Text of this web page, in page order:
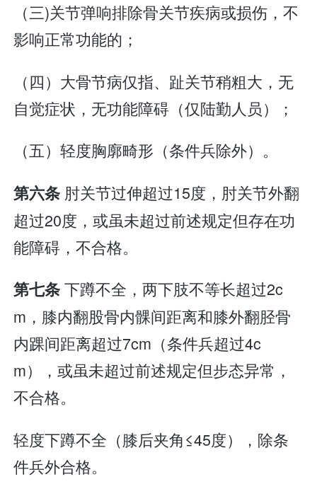
（三)关节弹响排除骨关节疾病或损伤，不
影响正常功能的；
（四）大骨节病仅指、趾关节稍粗大，无
自觉症状，无功能障碍（仅陆勤人员）；
（五）轻度胸廓畸形（条件兵除外）。
第六条 肘关节过伸超过15度，肘关节外翻
超过20度，或虽未超过前述规定但存在功
能障碍，不合格。
第七条下蹲不全，两下肢不等长超过2c
m，膝内翻股骨内髁间距离和膝外翻胫骨
内踝间距离超过7cm（条件兵超过4c
m），或虽未超过前述规定但步态异常，
不合格。
轻度下蹲不全（膝后夹角≤45度），除条
件兵外合格。